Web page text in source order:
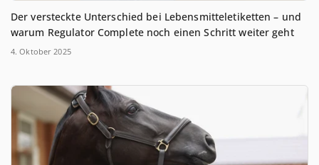
Der versteckte Unterschied bei Lebensmitteletiketten – und
warum Regulator Complete noch einen Schritt weiter geht
4. Oktober 2025